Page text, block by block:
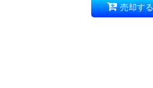
売却する